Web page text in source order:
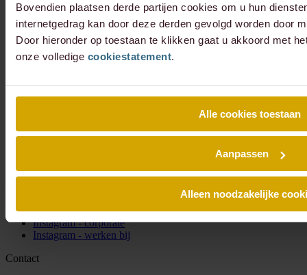
Bovendien plaatsen derde partijen cookies om u hun
internetgedrag kan door deze derden gevolgd worden door
Door hieronder op toestaan te klikken gaat u akkoord met
onze volledige cookiestatement.
Alle cookies toestaan
Aanpassen
Alleen noodzakelijke
Schrijf je in voor onze nieuwsbrief en blijf altijd op de hoogte van
Social
Spotify
Instagram - corporate
Instagram - werken bij
Contact